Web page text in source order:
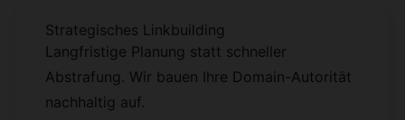
Strategisches Linkbuilding
Langfristige Planung statt schneller
Abstrafung. Wir bauen Ihre Domain-Autorität
nachhaltig auf.